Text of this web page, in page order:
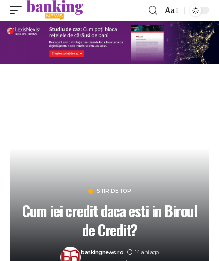
Aa
STIRI DE TOP
Cum iei credit daca esti in Biroul
de Credit?
bankingnews.ro 14 ani ago